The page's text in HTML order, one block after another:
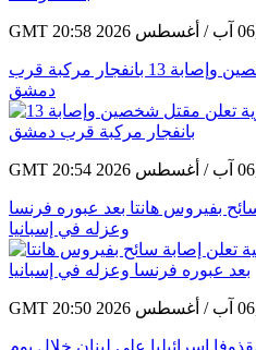
الصحة السورية تعلن مقتل شخصين وإصابة 13 بانفجار مركبة قرب
دمشق
بفيروس هانتا بعد عبوره فرنسا
وعزله في إسبانيا
ترصد إطلاق 113 مقذوفا إسرائيليا على لبنان خلال يوم